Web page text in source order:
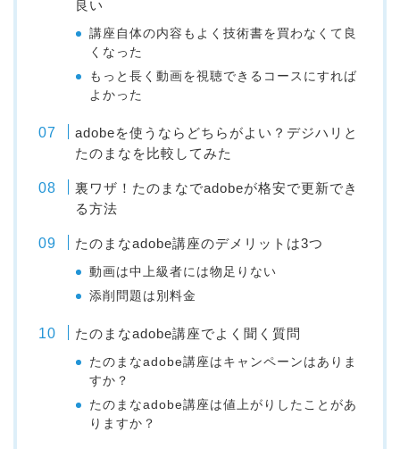
良い
講座自体の内容もよく技術書を買わなくて良
くなった
もっと長く動画を視聴できるコースにすれば
よかった
adobeを使うならどちらがよい？デジハリと
たのまなを比較してみた
裏ワザ！たのまなでadobeが格安で更新でき
る方法
たのまなadobe講座のデメリットは3つ
動画は中上級者には物足りない
添削問題は別料金
たのまなadobe講座でよく聞く質問
たのまなadobe講座はキャンペーンはありま
すか？
たのまなadobe講座は値上がりしたことがあ
りますか？